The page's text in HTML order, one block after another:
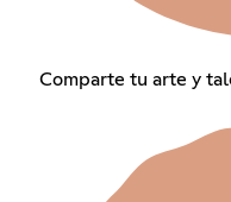
Comparte tu arte y